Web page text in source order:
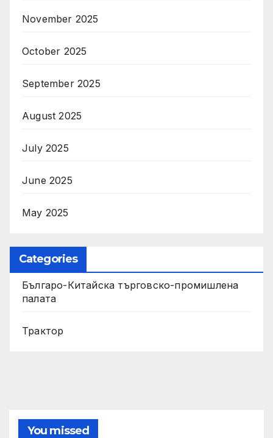
November 2025
October 2025
September 2025
August 2025
July 2025
June 2025
May 2025
Categories
Българо-Китайска търговско-промишлена
палата
Трактор
You missed